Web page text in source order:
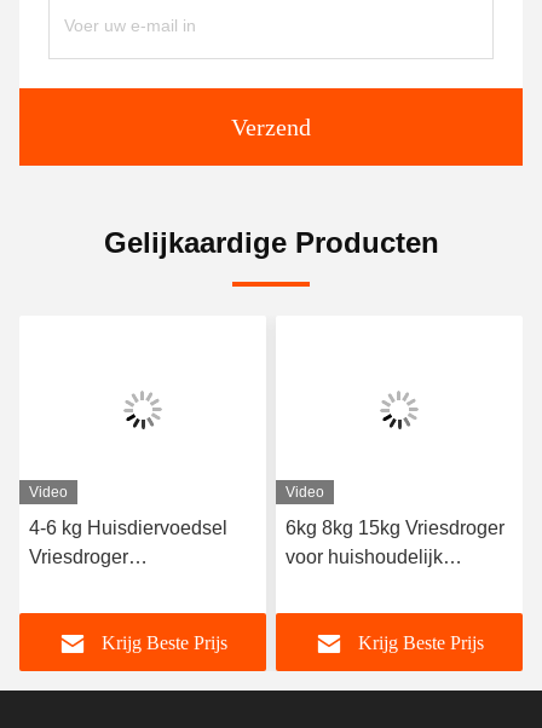
Verzend
Gelijkaardige Producten
Video
4-6 kg Huisdiervoedsel
Vriesdroger
tot 50°C
Krijg Beste Prijs
Video
6kg 8kg 15kg Vriesdroger
voor huishoudelijk
Krijg Beste Prijs